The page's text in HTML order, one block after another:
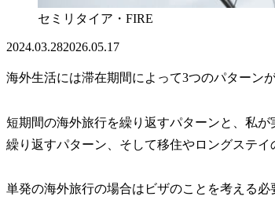
セミリタイア・FIRE
2024.03.282026.05.17
海外生活には滞在期間によって3つのパターンが
短期間の海外旅行を繰り返すパターンと、私
繰り返すパターン、そして移住やロングステイ
単発の海外旅行の場合はビザのことを考える